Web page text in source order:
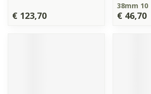
€ 123,70
38mm 10
€ 46,70